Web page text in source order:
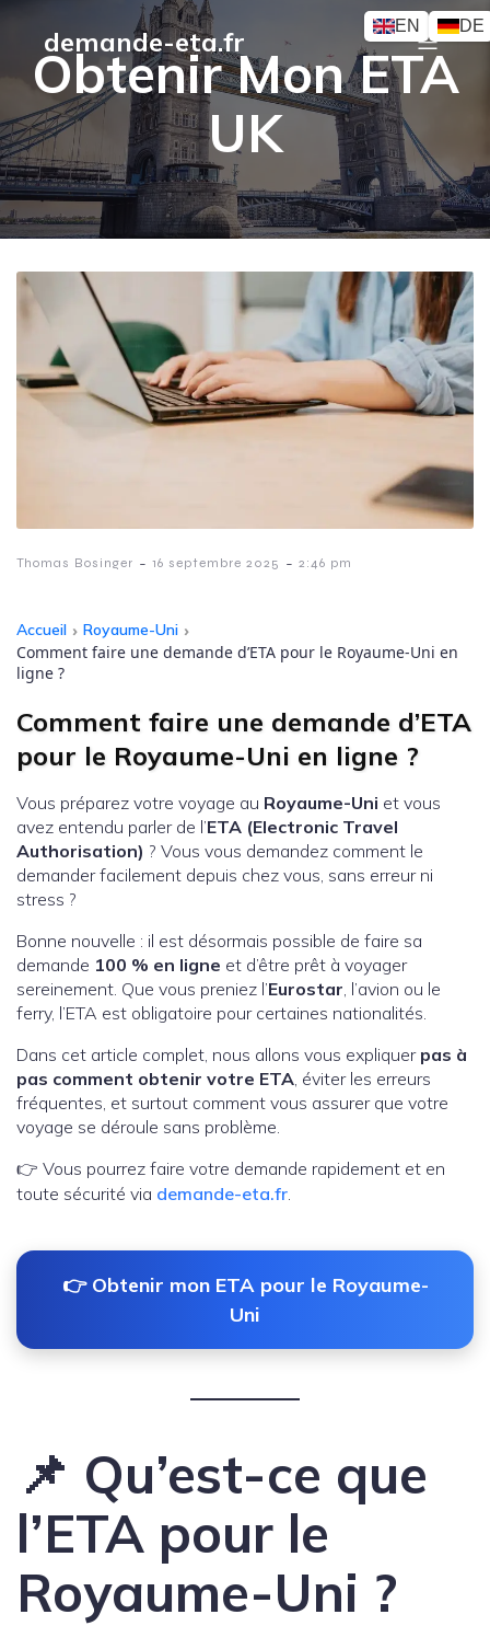
demande-eta.fr
Obtenir Mon ETA
UK
Thomas Bosinger - 16 septembre 2025 - 2:46 pm
Accueil › Royaume-Uni ›
Comment faire une demande d’ETA pour le Royaume-Uni en
ligne ?
Comment faire une demande d’ETA
pour le Royaume-Uni en ligne ?
Vous préparez votre voyage au Royaume-Uni et vous
avez entendu parler de l’ETA (Electronic Travel
Authorisation) ? Vous vous demandez comment le
demander facilement depuis chez vous, sans erreur ni
stress ?
Bonne nouvelle : il est désormais possible de faire sa
demande 100 % en ligne et d’être prêt à voyager
sereinement. Que vous preniez l’Eurostar, l’avion ou le
ferry, l’ETA est obligatoire pour certaines nationalités.
Dans cet article complet, nous allons vous expliquer pas à
pas comment obtenir votre ETA, éviter les erreurs
fréquentes, et surtout comment vous assurer que votre
voyage se déroule sans problème.
👉 Vous pourrez faire votre demande rapidement et en
toute sécurité via demande-eta.fr.
👉 Obtenir mon ETA pour le Royaume-
Uni
📌 Qu’est-ce que
l’ETA pour le
Royaume-Uni ?
EN DE